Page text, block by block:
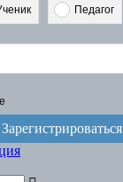
Педагог
Зарегистрироваться